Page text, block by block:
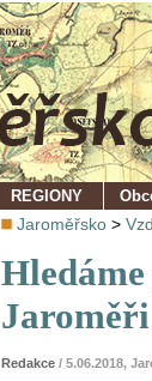
REGIONY
Jaroměřsko >
Jaroměři
Redakce / 5.06.2018,